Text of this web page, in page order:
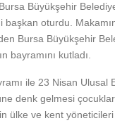
Büyükşehir
başkan oturdu.
Bursa Büyükşehir
bayramını kutladı.
ile 23 Nisan Ulusal
denk gelmesi
ülke ve kent